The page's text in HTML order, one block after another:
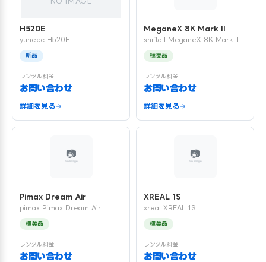
H520E
yuneec H520E
新品
レンタル料金
お問い合わせ
詳細を見る
MeganeX 8K Mark II
shiftall MeganeX 8K Mark II
極美品
レンタル料金
お問い合わせ
詳細を見る
Pimax Dream Air
pimax Pimax Dream Air
極美品
レンタル料金
お問い合わせ
XREAL 1S
xreal XREAL 1S
極美品
レンタル料金
お問い合わせ